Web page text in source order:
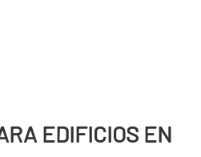
EDIFICIOS EN